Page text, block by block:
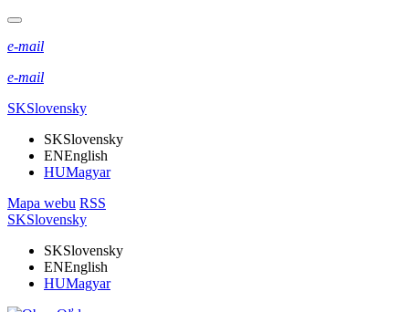
e-mail
e-mail
SKSlovensky
SKSlovensky
ENEnglish
HUMagyar
Mapa webu RSS
SKSlovensky
SKSlovensky
ENEnglish
HUMagyar